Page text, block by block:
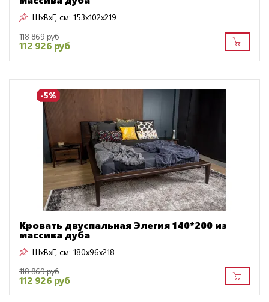
ШxВxГ, см: 153x102x219
118 869 руб
112 926 руб
-5%
Кровать двуспальная Элегия 140*200 из
массива дуба
ШxВxГ, см: 180x96x218
118 869 руб
112 926 руб